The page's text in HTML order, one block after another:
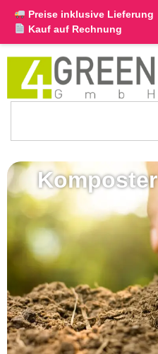
Preise inklusive Lieferung
Kauf auf Rechnung
Komposter